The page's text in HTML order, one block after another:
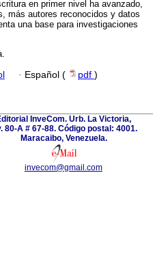
en primer nivel ha avanzado,
más autores reconocidos y datos
una base para investigaciones
· Español ( pdf )
InveCom. Urb. La Victoria,
80-A # 67-88. Código postal: 4001.
Maracaibo, Venezuela.
invecom@gmail.com